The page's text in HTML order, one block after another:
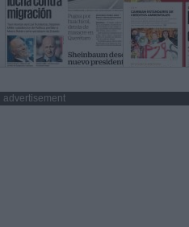
advertisement